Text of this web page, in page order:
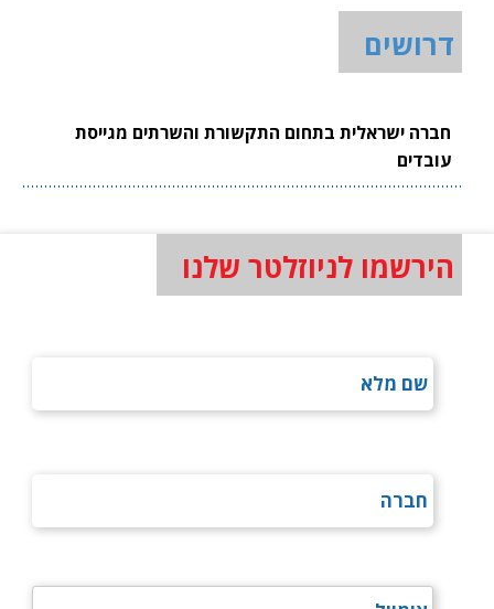
דרושים
חברה ישראלית בתחום התקשורת והשרתים מגייסת
עובדים
הירשמו לניוזלטר שלנו